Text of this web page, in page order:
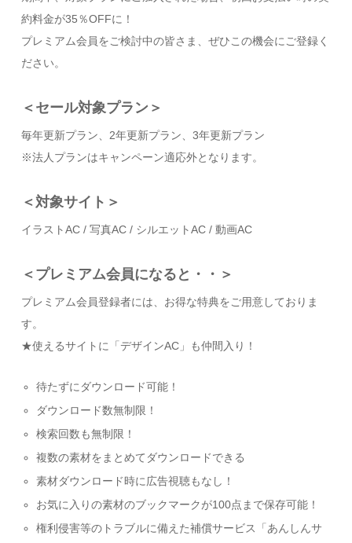
約料金が35％OFFに！
プレミアム会員をご検討中の皆さま、ぜひこの機会にご登録く
ださい。
＜セール対象プラン＞
毎年更新プラン、2年更新プラン、3年更新プラン
※法人プランはキャンペーン適応外となります。
＜対象サイト＞
イラストAC / 写真AC / シルエットAC / 動画AC
＜プレミアム会員になると・・＞
プレミアム会員登録者には、お得な特典をご用意しておりま
す。
★使えるサイトに「デザインAC」も仲間入り！
待たずにダウンロード可能！
ダウンロード数無制限！
検索回数も無制限！
複数の素材をまとめてダウンロードできる
素材ダウンロード時に広告視聴もなし！
お気に入りの素材のブックマークが100点まで保存可能！
権利侵害等のトラブルに備えた補償サービス「あんしんサ